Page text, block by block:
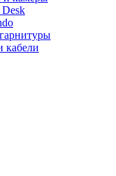
Desk
кабели